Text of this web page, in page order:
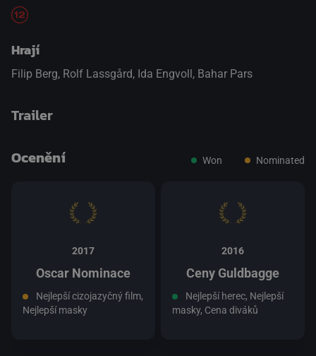
Hrají
Filip Berg, Rolf Lassgård, Ida Engvoll , Bahar Pars
Trailer
přepnout na HTML5 přehrávač
Ocenění Won Nominated
2017
Oscar Nominace
Nejlepší masky
2016
Ceny Guldbagge
masky, Cena diváků